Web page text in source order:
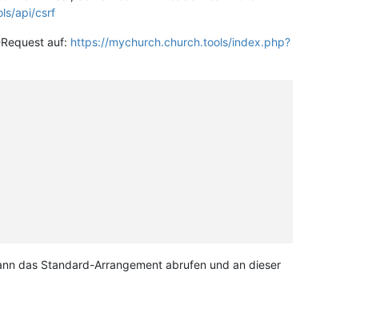
api/csrf
auf: https://mychurch.church.tools/index.php?
das Standard-Arrangement abrufen und an dieser